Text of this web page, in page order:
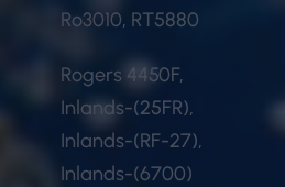
Ro3010, RT5880
Rogers 4450F,
Inlands-(25FR),
Inlands-(RF-27),
Inlands-(6700)